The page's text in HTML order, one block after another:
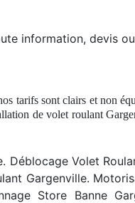
information, devis
tarifs sont clairs et non
de volet roulant
Déblocage Volet
Gargenville.
Store Banne